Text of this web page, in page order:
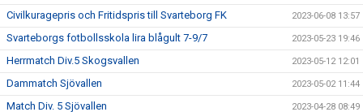
Civilkuragepris och Fritidspris till Svarteborg FK 2023-06-08 13:57
Svarteborgs fotbollsskola lira blågult 7-9/7 2023-05-23 19:46
Herrmatch Div.5 Skogsvallen 2023-05-12 12:01
Dammatch Sjövallen 2023-05-02 11:44
Match Div. 5 Sjövallen 2023-04-28 08:49